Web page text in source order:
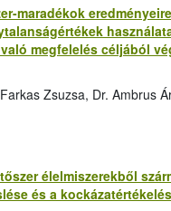
maradékok
megfelelés céljából
Zsuzsa, Dr. Ambrus
élelmiszerekből
és a